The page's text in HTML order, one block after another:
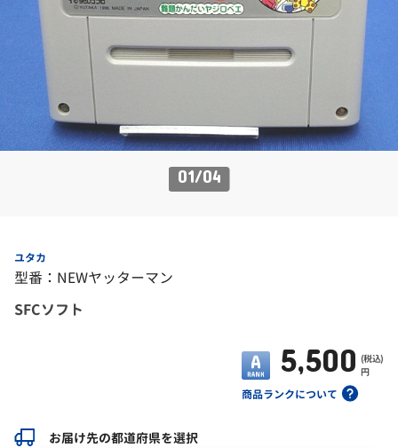
01/04
ユタカ
型番：NEWヤッターマン
SFCソフト
商品ランクについて
5,500 (税込)
円
お届け先の都道府県を選択